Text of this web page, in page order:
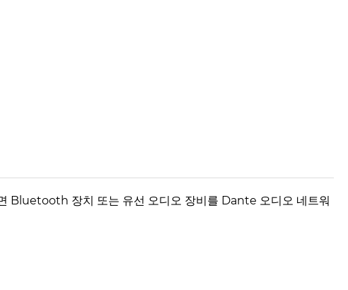
장치 또는 유선 오디오 장비를 Dante 오디오 네트워